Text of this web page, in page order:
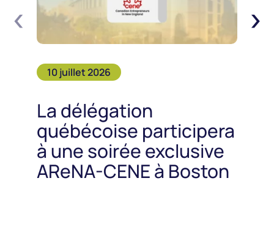
10 juillet 2026
La délégation
québécoise participera
à une soirée exclusive
AReNA-CENE à Boston
‹ ›